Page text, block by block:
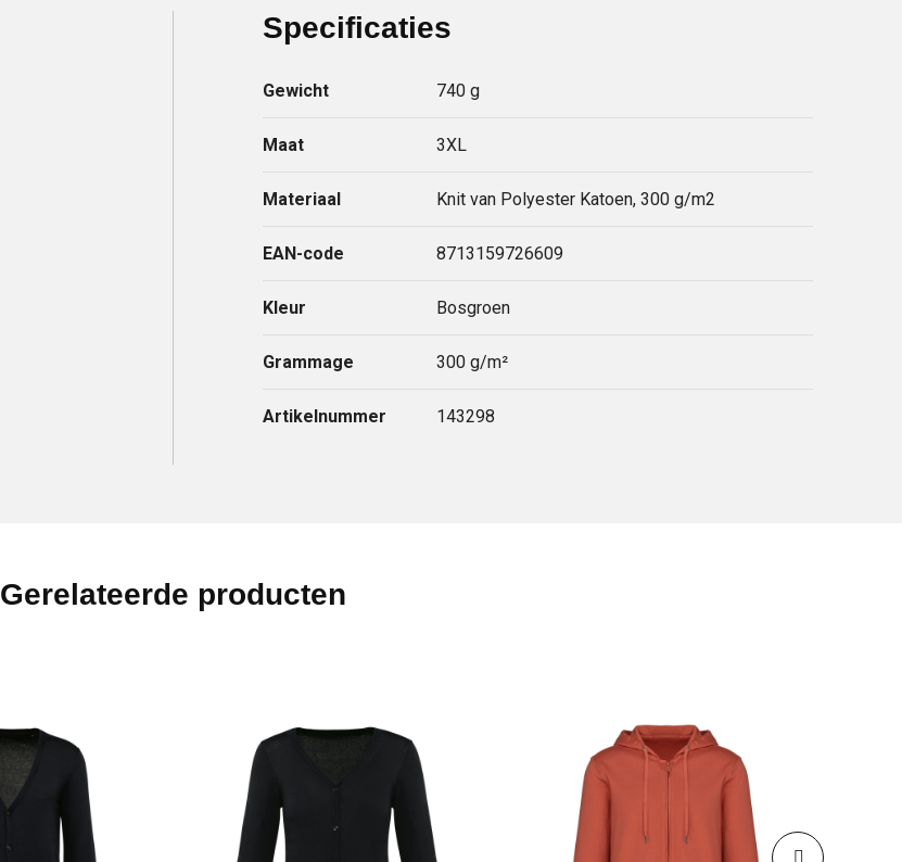
Specificaties
Gewicht 740 g
Maat 3XL
Materiaal Knit van Polyester Katoen, 300 g/m2
EAN-code 8713159726609
Kleur Bosgroen
Grammage 300 g/m²
Artikelnummer 143298
Gerelateerde producten